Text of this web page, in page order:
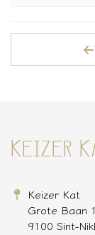
KEIZER
Keizer Kat
Grote Baan 1
9100 Sint-